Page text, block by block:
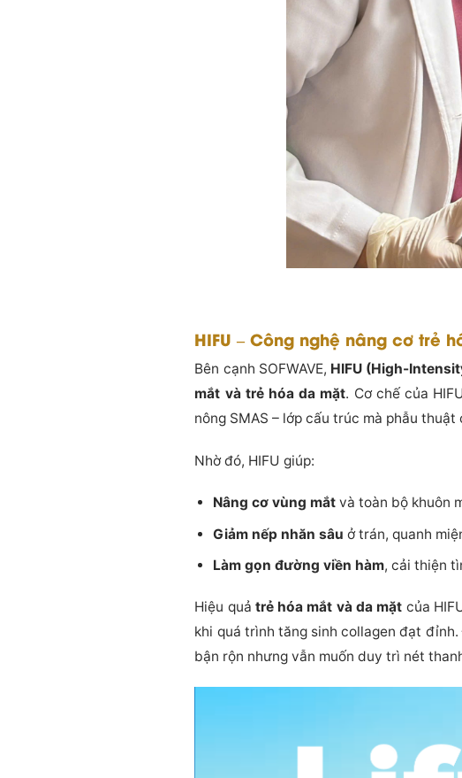
HIFU – Công nghệ nâng cơ trẻ
Bên cạnh SOFWAVE, HIFU (High-
mắt và trẻ hóa da mặt. Cơ chế của
nông SMAS – lớp cấu trúc mà phẫu
Nhờ đó, HIFU giúp:
Nâng cơ vùng mắtvà toàn bộ khuôn
Giảm nếp nhăn sâu ở trán, quanh
Làm gọn đường viền hàm, cải thiện
Hiệu quả trẻ hóa mắt và da mặt của
khi quá trình tăng sinh collagen đạt
bận rộn nhưng vẫn muốn duy trì nét